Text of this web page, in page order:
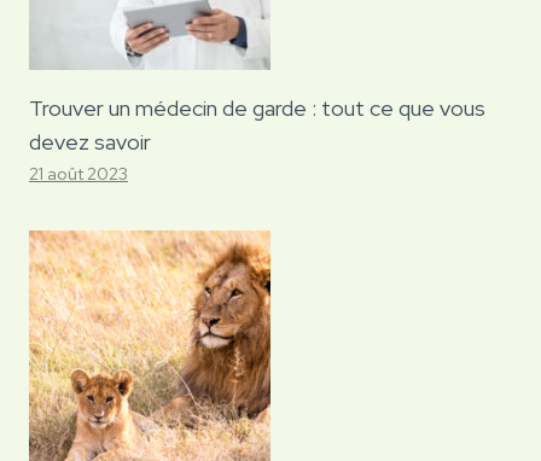
Trouver un médecin de garde : tout ce que vous
devez savoir
21 août 2023